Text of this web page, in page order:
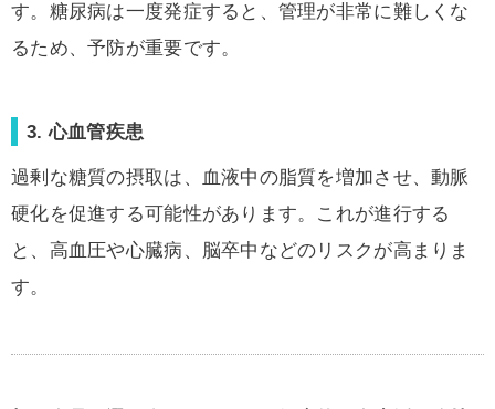
す。糖尿病は一度発症すると、管理が非常に難しくな
るため、予防が重要です。
3. 心血管疾患
過剰な糖質の摂取は、血液中の脂質を増加させ、動脈
硬化を促進する可能性があります。これが進行する
と、高血圧や心臓病、脳卒中などのリスクが高まりま
す。